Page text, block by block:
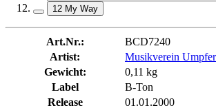
12 My Way
Art.Nr.:
BCD7240
Artist:
Musikverein
Gewicht:
0,11 kg
Label
B-Ton
Release
01.01.2000